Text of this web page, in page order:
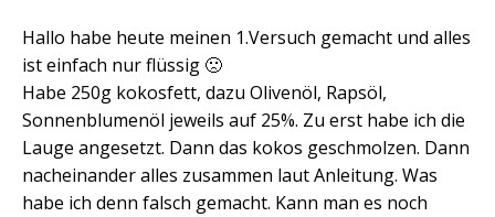
Hallo habe heute meinen 1.Versuch gemacht und alles
ist einfach nur flüssig 🙁
Habe 250g kokosfett, dazu Olivenöl, Rapsöl,
Sonnenblumenöl jeweils auf 25%. Zu erst habe ich die
Lauge angesetzt. Dann das kokos geschmolzen. Dann
nacheinander alles zusammen laut Anleitung. Was
habe ich denn falsch gemacht. Kann man es noch